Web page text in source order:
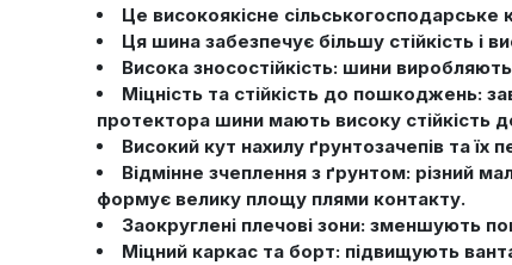
Це високоякісне
Ця шина забезпечує більшу стійкість і
Висока зносостійкість: шини
Міцність та стійкість до пошкоджень:
протектора шини мають високу стійкість
Високий кут нахилу ґрунтозачепів та
Відмінне зчеплення з ґрунтом: різний
формує велику площу плями контакту.
Заокруглені плечові зони: зменшують
Міцний каркас та борт: підвищують